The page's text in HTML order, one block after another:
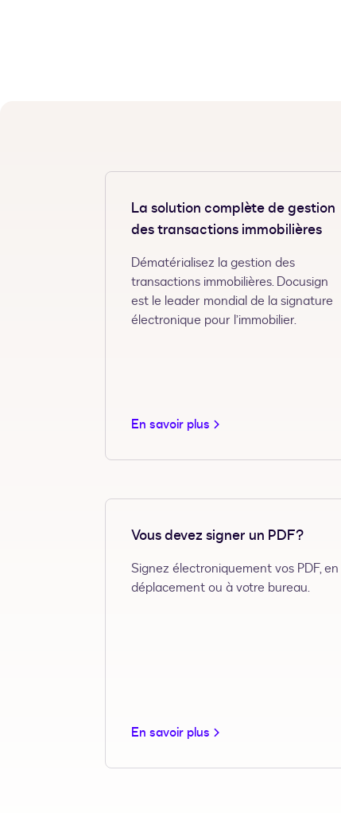
La solution complète de gestion
des transactions immobilières
Dématérialisez la gestion des
transactions immobilières. Docusign
est le leader mondial de la signature
électronique pour l’immobilier.
En savoir plus
Vous devez signer un PDF?
Signez électroniquement vos PDF, en
déplacement ou à votre bureau.
En savoir plus